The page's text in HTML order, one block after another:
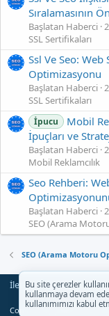
Sıralamasının
Başlatan Haberci
SSL Sertifikaları
Ssl Ve Seo:
Optimizasyonu
Başlatan Haberci
SSL Sertifikaları
İpucu
Mobil
İpuçları ve
Başlatan Haberci
Mobil Reklamcılık
Seo Rehberi:
Başlatan Haberci
SEO (Arama
SEO (Arama Motoru
İletişim Şartlar
Community platform by
Bu site çerezler
kullanmaya devam
kullanımımızı kabul